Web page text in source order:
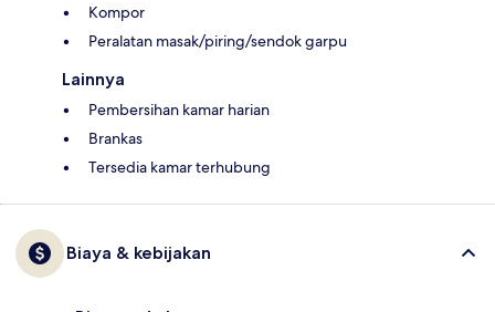
Kompor
Peralatan masak/piring/sendok garpu
Lainnya
Pembersihan kamar harian
Brankas
Tersedia kamar terhubung
Biaya & kebijakan